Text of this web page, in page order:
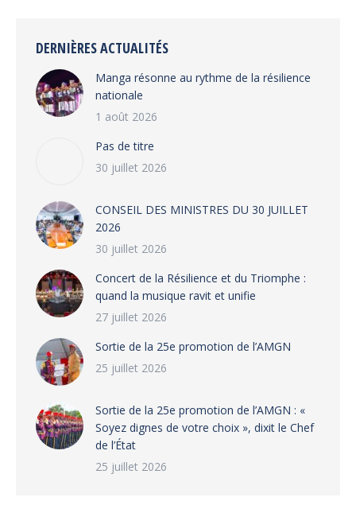
DERNIÈRES ACTUALITÉS
Manga résonne au rythme de la résilience
nationale
1 août 2026
Pas de titre
30 juillet 2026
CONSEIL DES MINISTRES DU 30 JUILLET
2026
30 juillet 2026
‎​Concert de la Résilience et du Triomphe :
quand la musique ravit et unifie
27 juillet 2026
‎Sortie de la 25e promotion de l’AMGN
25 juillet 2026
‎Sortie de la 25e promotion de l’AMGN : «
Soyez dignes de votre choix », dixit le Chef
de l’État
25 juillet 2026